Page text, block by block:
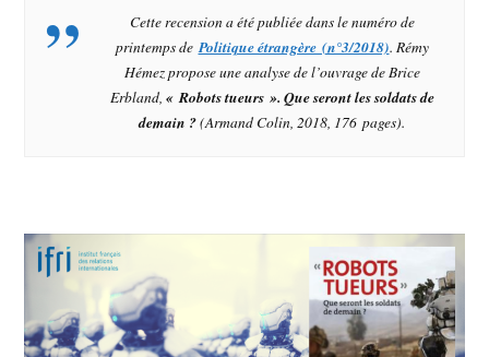
Cette recension a été publiée dans le numéro de
printemps dePolitique étrangère (n°3/2018). Rémy
Hémez propose une analyse de l’ouvrage de Brice
Erbland, « Robots tueurs ». Que seront les soldats de
demain ?(Armand Colin, 2018, 176 pages).